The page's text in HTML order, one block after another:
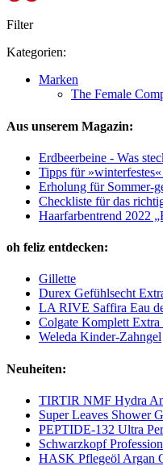
Filter
Kategorien:
Marken
The Female
Aus unserem Magazin:
Erdbeerbeine - Was
Tipps für
Erholung für Sommer-
Checkliste für das
Haarfarbentrend 2022
oh feliz entdecken:
Gillette
Durex Gefühlsecht
LA RIVE Saffira Eau
Colgate Komplett Extra
Weleda Kinder-Zahngel
Neuheiten:
TIRTIR NMF Hydra
Super Leaves Shower
PEPTIDE-132 Ultra
Schwarzkopf
HASK Pflegeöl Argan